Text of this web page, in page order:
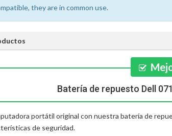
they are in common use.
Batería de repuesto Dell
portátil original con nuestra batería de
de seguridad.